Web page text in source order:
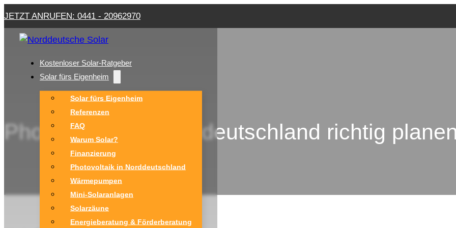
JETZT ANRUFEN: 0441 - 20962970
Kostenloser Solar-Ratgeber
Solar fürs Eigenheim
Solar fürs Eigenheim
Referenzen
FAQ
Warum Solar?
Finanzierung
Photovoltaik in Norddeutschland
Wärmepumpen
Mini-Solaranlagen
Solarzäune
Energieberatung & Förderberatung
Photovoltaik in Norddeutschland richtig